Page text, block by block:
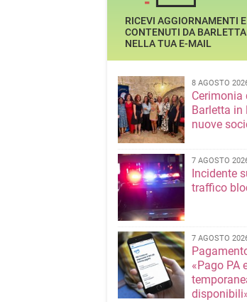
RICEVI AGGIORNAMENTI E
CONTENUTI DA BARLETTA
NELLA TUA E-MAIL
8 AGOSTO
Cerimonia
Barletta in
nuove
7 AGOSTO
Incidente
traffico
7 AGOSTO
«Pago PA